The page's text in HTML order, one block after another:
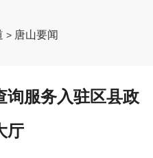
> 唐山要闻
询服务入驻区县政
厅